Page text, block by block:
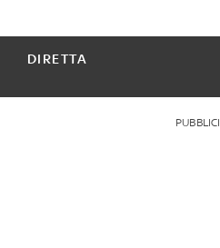
DIRETTA